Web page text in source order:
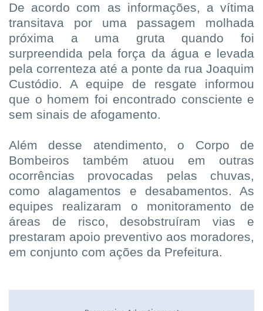
De acordo com as informações, a vítima
transitava por uma passagem molhada
próxima a uma gruta quando foi
surpreendida pela força da água e levada
pela correnteza até a ponte da rua Joaquim
Custódio. A equipe de resgate informou
que o homem foi encontrado consciente e
sem sinais de afogamento.
Além desse atendimento, o Corpo de
Bombeiros também atuou em outras
ocorrências provocadas pelas chuvas,
como alagamentos e desabamentos. As
equipes realizaram o monitoramento de
áreas de risco, desobstruíram vias e
prestaram apoio preventivo aos moradores,
em conjunto com ações da Prefeitura.